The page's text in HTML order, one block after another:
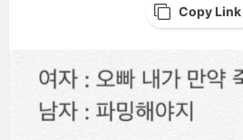
Copy Link